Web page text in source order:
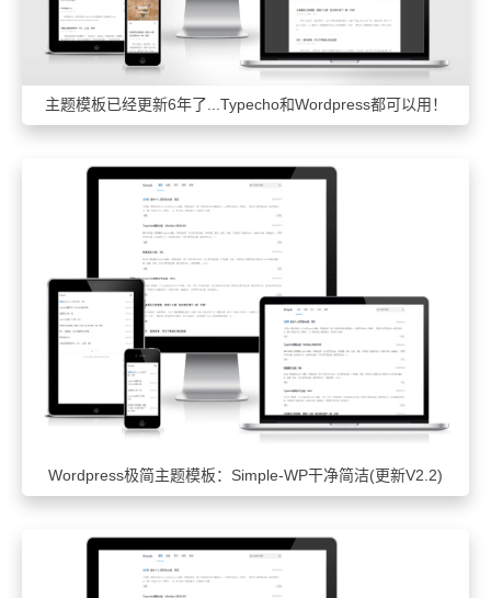
主题模板已经更新6年了...Typecho和Wordpress都可以用！
Wordpress极简主题模板：Simple-WP干净简洁(更新V2.2)